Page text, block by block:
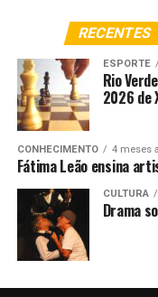
RECENTES
ESPORTE
Rio
2026 de
CONHECIMENTO 4 meses
Fátima Leão ensina
CULTURA
Drama